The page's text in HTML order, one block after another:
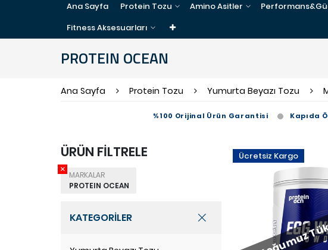
Ana Sayfa Protein Tozu Amino Asitler
Fitness Aksesuarları
PROTEIN OCEAN
Ana Sayfa Protein Tozu Yumurta Beyazı Tozu
%100 Orijinal Ürün Garantisi Kapıda
ÜRÜN FİLTRELE
MARKALAR
PROTEIN OCEAN
KATEGORİLER
Ücretsiz Kargo
Stoğumuz